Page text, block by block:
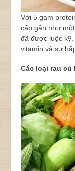
Với 5 gam
cấp gần như
đã được luộc
vitamin và sự
Các loại rau củ